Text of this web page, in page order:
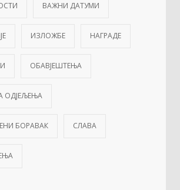
ВАЖНИ ДАТУМИ
ИЗЛОЖБЕ НАГРАДЕ
ОБАВЈЕШТЕЊА
ОДЈЕЉЕЊА
БОРАВАК СЛАВА